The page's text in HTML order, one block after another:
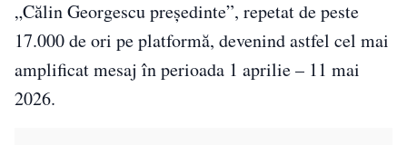
„Călin Georgescu președinte”, repetat de peste
17.000 de ori pe platformă, devenind astfel cel mai
amplificat mesaj în perioada 1 aprilie – 11 mai
2026.